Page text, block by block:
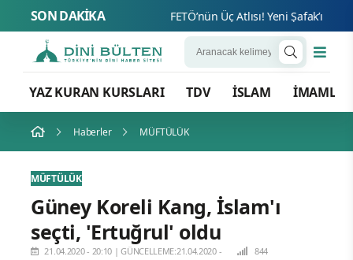
SON DAKİKA
YAZ KURAN KURSLARI TDV İSLAM İMAMLAR
Haberler MÜFTÜLÜK
MÜFTÜLÜK
Güney Koreli Kang, İslam'ı
seçti, 'Ertuğrul' oldu
21.04.2020 - 20:10 |GÜNCELLEME:21.04.2020 -
844